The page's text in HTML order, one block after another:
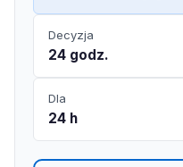
Decyzja
24 godz.
Dla
24 h